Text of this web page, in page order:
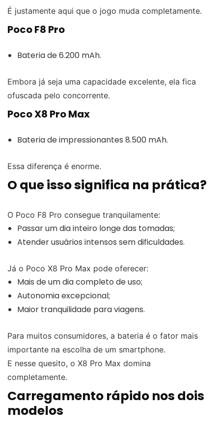
É justamente aqui que o jogo muda completamente.
Poco F8 Pro
Bateria de 6.200 mAh.
Embora já seja uma capacidade excelente, ela fica
ofuscada pelo concorrente.
Poco X8 Pro Max
Bateria de impressionantes 8.500 mAh.
Essa diferença é enorme.
O que isso significa na prática?
O Poco F8 Pro consegue tranquilamente:
Passar um dia inteiro longe das tomadas;
Atender usuários intensos sem dificuldades.
Já o Poco X8 Pro Max pode oferecer:
Mais de um dia completo de uso;
Autonomia excepcional;
Maior tranquilidade para viagens.
Para muitos consumidores, a bateria é o fator mais
importante na escolha de um smartphone.
E nesse quesito, o X8 Pro Max domina
completamente.
Carregamento rápido nos dois
modelos